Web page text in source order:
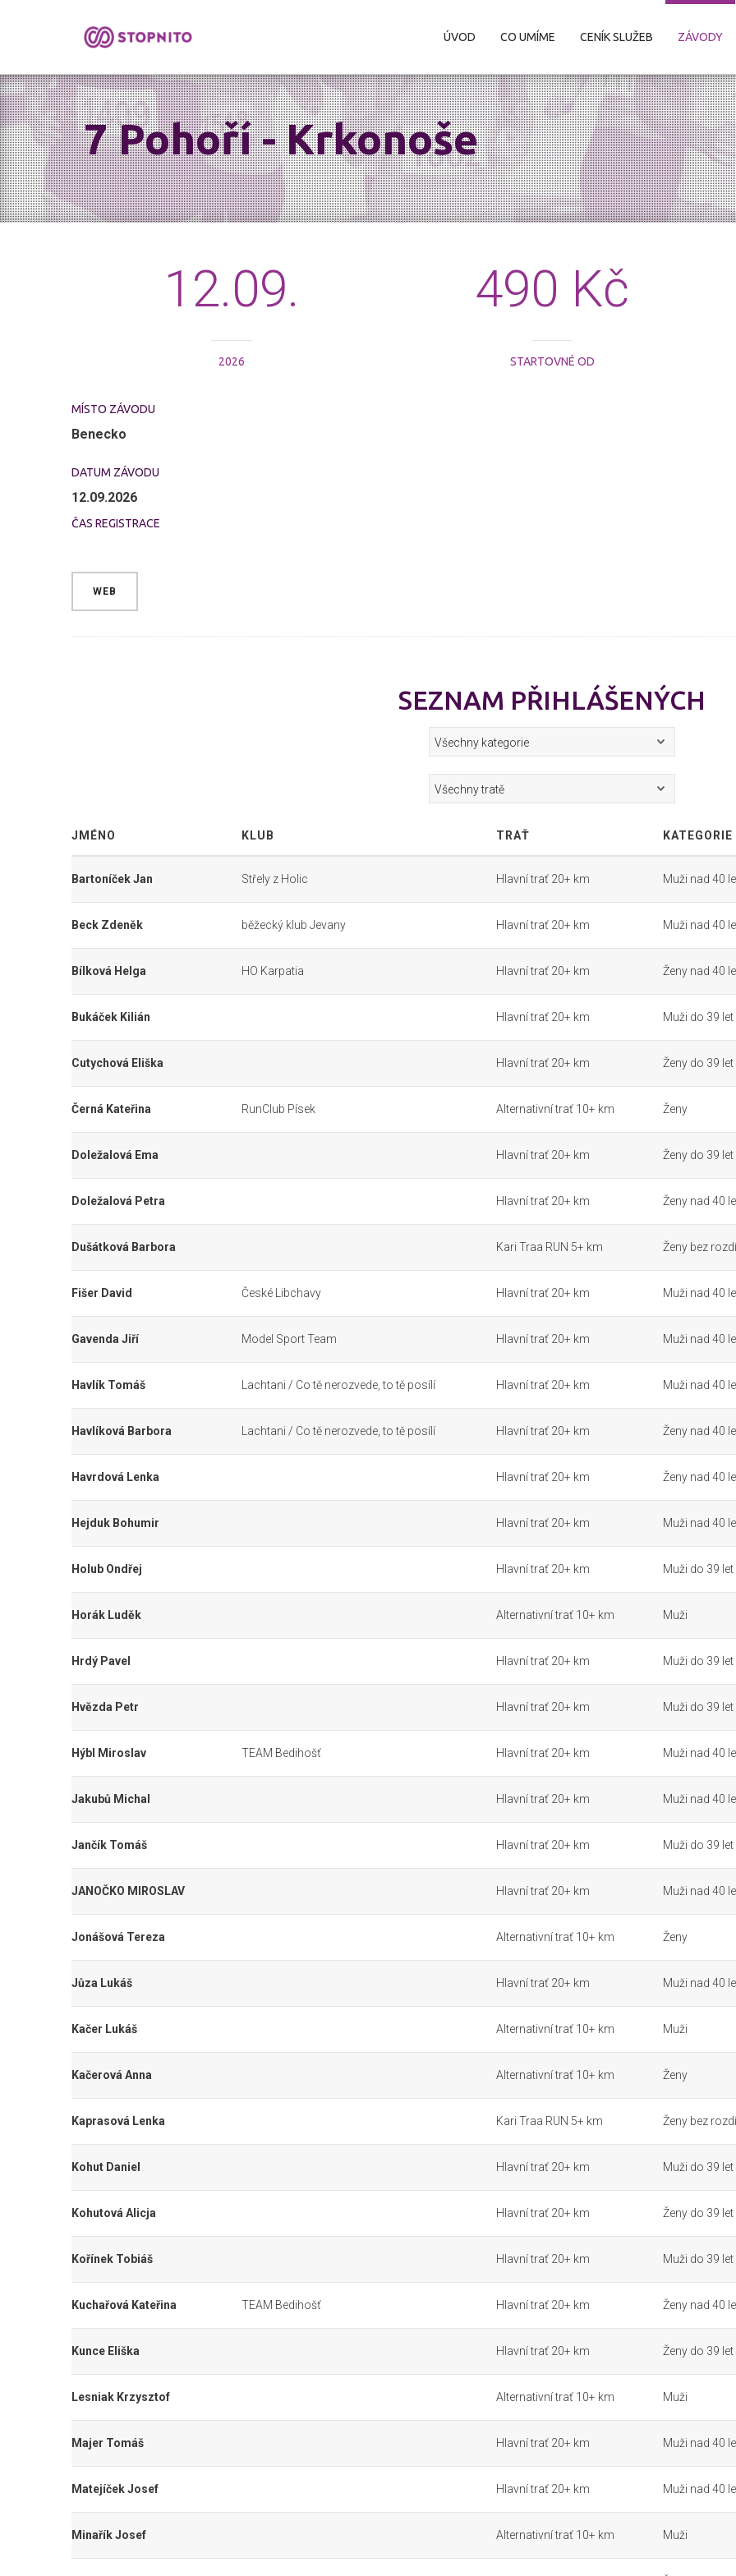
ÚVOD CO UMÍME CENÍK SLUŽEB ZÁVODY
7 Pohoří - Krkonoše
12.09.
2026
490 Kč
STARTOVNÉ OD
MÍSTO ZÁVODU
Benecko
DATUM ZÁVODU
12.09.2026
ČAS REGISTRACE
WEB
SEZNAM PŘIHLÁŠENÝCH
JMÉNO KLUB TRAŤ KATEGORIE
Bartoníček Jan Střely z Holic Hlavní trať 20+ km Muži nad 40
Beck Zdeněk běžecký klub Jevany Hlavní trať 20+ km Muži nad 40
Bílková Helga HO Karpatia Hlavní trať 20+ km Ženy nad 40
Bukáček Kilián Hlavní trať 20+ km Muži do 39 let
Cutychová Eliška Hlavní trať 20+ km Ženy do 39 let
Černá Kateřina RunClub Písek Alternativní trať 10+ km Ženy
Doležalová Ema Hlavní trať 20+ km Ženy do 39 let
Doležalová Petra Hlavní trať 20+ km Ženy nad 40
Dušátková Barbora Kari Traa RUN 5+ km Ženy bez
Fišer David České Libchavy Hlavní trať 20+ km Muži nad 40
Gavenda Jiří Model Sport Team Hlavní trať 20+ km Muži nad 40
Havlík Tomáš Lachtani / Co tě nerozvede, to tě posílí Hlavní trať 20+ km Muži nad 40
Havlíková Barbora Lachtani / Co tě nerozvede, to tě posílí Hlavní trať 20+ km Ženy nad 40
Havrdová Lenka Hlavní trať 20+ km Ženy nad 40
Hejduk Bohumir Hlavní trať 20+ km Muži nad 40
Holub Ondřej Hlavní trať 20+ km Muži do 39 let
Horák Luděk Alternativní trať 10+ km Muži
Hrdý Pavel Hlavní trať 20+ km Muži do 39 let
Hvězda Petr Hlavní trať 20+ km Muži do 39 let
Hýbl Miroslav TEAM Bedihošť Hlavní trať 20+ km Muži nad 40
Jakubů Michal Hlavní trať 20+ km Muži nad 40
Jančík Tomáš Hlavní trať 20+ km Muži do 39 let
JANOČKO MIROSLAV Hlavní trať 20+ km Muži nad 40
Jonášová Tereza Alternativní trať 10+ km Ženy
Jůza Lukáš Hlavní trať 20+ km Muži nad 40
Kačer Lukáš Alternativní trať 10+ km Muži
Kačerová Anna Alternativní trať 10+ km Ženy
Kaprasová Lenka Kari Traa RUN 5+ km Ženy bez
Kohut Daniel Hlavní trať 20+ km Muži do 39 let
Kohutová Alicja Hlavní trať 20+ km Ženy do 39 let
Kořínek Tobiáš Hlavní trať 20+ km Muži do 39 let
Kuchařová Kateřina TEAM Bedihošť Hlavní trať 20+ km Ženy nad 40
Kunce Eliška Hlavní trať 20+ km Ženy do 39 let
Lesniak Krzysztof Alternativní trať 10+ km Muži
Majer Tomáš Hlavní trať 20+ km Muži nad 40
Matejíček Josef Hlavní trať 20+ km Muži nad 40
Minařík Josef Alternativní trať 10+ km Muži